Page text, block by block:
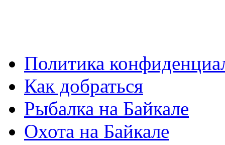
Политика
Как добраться
Рыбалка на Байкале
Охота на Байкале